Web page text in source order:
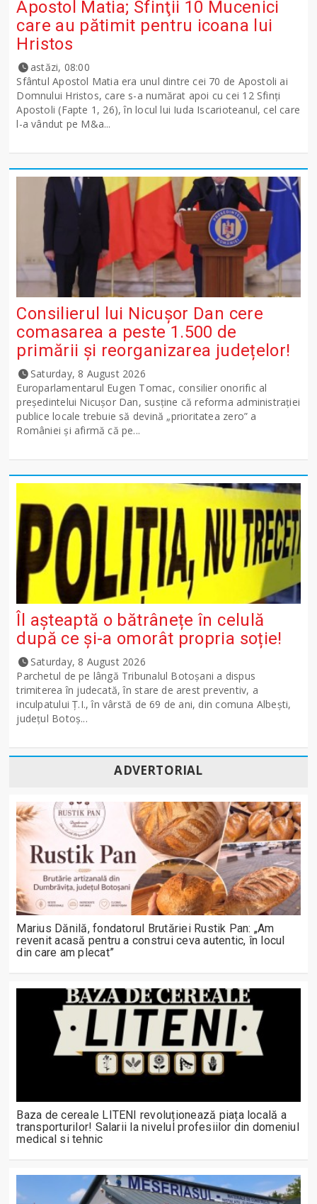
Apostol Matia; Sfinţii 10 Mucenici
care au pătimit pentru icoana lui
Hristos
astăzi, 08:00
Sfântul Apostol Matia era unul dintre cei 70 de Apostoli ai
Domnului Hristos, care s-a numărat apoi cu cei 12 Sfinţi
Apostoli (Fapte 1, 26), în locul lui Iuda Iscarioteanul, cel care
l-a vândut pe M&a...
Consilierul lui Nicușor Dan cere
comasarea a peste 1.500 de
primării și reorganizarea județelor!
Saturday, 8 August 2026
Europarlamentarul Eugen Tomac, consilier onorific al
președintelui Nicușor Dan, susține că reforma administrației
publice locale trebuie să devină „prioritatea zero” a
României și afirmă că pe...
Îl așteaptă o bătrânețe în celulă
după ce și-a omorât propria soție!
Saturday, 8 August 2026
Parchetul de pe lângă Tribunalul Botoşani a dispus
trimiterea în judecată, în stare de arest preventiv, a
inculpatului Ț.I., în vârstă de 69 de ani, din comuna Albești,
județul Botoș...
ADVERTORIAL
Marius Dănilă, fondatorul Brutăriei Rustik Pan: „Am
revenit acasă pentru a construi ceva autentic, în locul
din care am plecat”
Baza de cereale LITENI revoluționează piața locală a
transporturilor! Salarii la nivelul profesiilor din domeniul
medical si tehnic